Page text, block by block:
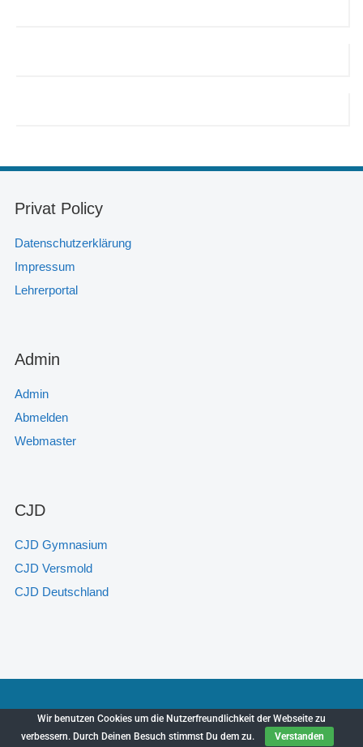
Privat Policy
Datenschutzerklärung
Impressum
Lehrerportal
Admin
Admin
Abmelden
Webmaster
CJD
CJD Gymnasium
CJD Versmold
CJD Deutschland
CJD Sekundarschule Versmold © 2025
Wir benutzen Cookies um die Nutzerfreundlichkeit der Webseite zu
verbessern. Durch Deinen Besuch stimmst Du dem zu.
Verstanden